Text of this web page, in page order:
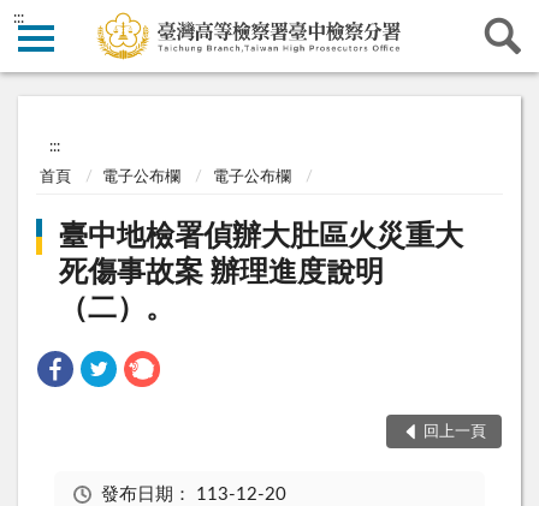
:::
:::
首頁 電子公布欄 電子公布欄
臺中地檢署偵辦大肚區火災重大
死傷事故案 辦理進度說明
（二）。
回上一頁
發布日期： 113-12-20